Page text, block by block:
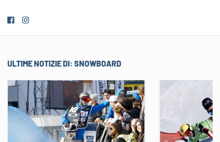
ULTIME NOTIZIE DI: SNOWBOARD